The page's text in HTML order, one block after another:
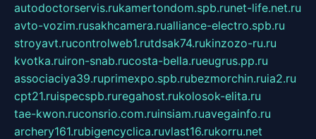
autodoctorservis.rukamertondom.spb.runet-life.net.ru
avto-vozim.rusakhcamera.rualliance-electro.spb.ru
stroyavt.rucontrolweb1.rutdsak74.rukinzozo-ru.ru
kvotka.ruiron-snab.rucosta-bella.rueugrus.pp.ru
associaciya39.ruprimexpo.spb.rubezmorchin.ruia2.ru
cpt21.ruispecspb.ruregahost.rukolosok-elita.ru
tae-kwon.ruconsrio.com.ruinsiam.ruavegainfo.ru
archery161.rubigencyclica.ruvlast16.rukorru.net